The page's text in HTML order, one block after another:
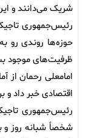
شریک می‌دانند و
رئیس‌جمهوری
حوزه‌ها روندی رو
ظرفیت‌های موجود
امامعلی رحمان
اقتصادی خبر داد و
رئیس‌جمهوری
شخصاً شبانه روز و